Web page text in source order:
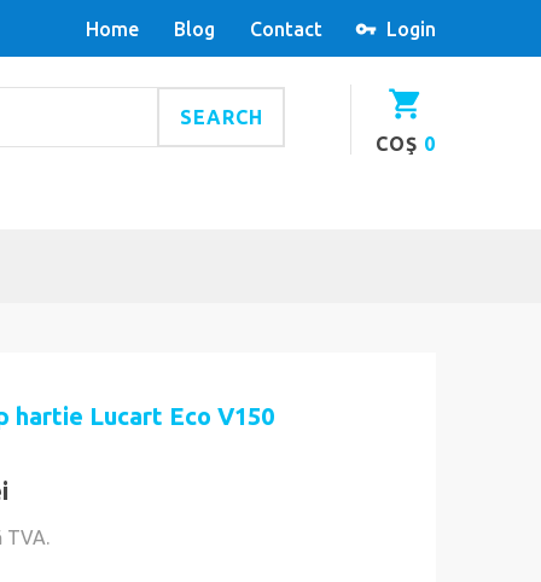
Login
Home Blog Contact
COŞ 0
SEARCH
hartie Lucart Eco V150
TVA.